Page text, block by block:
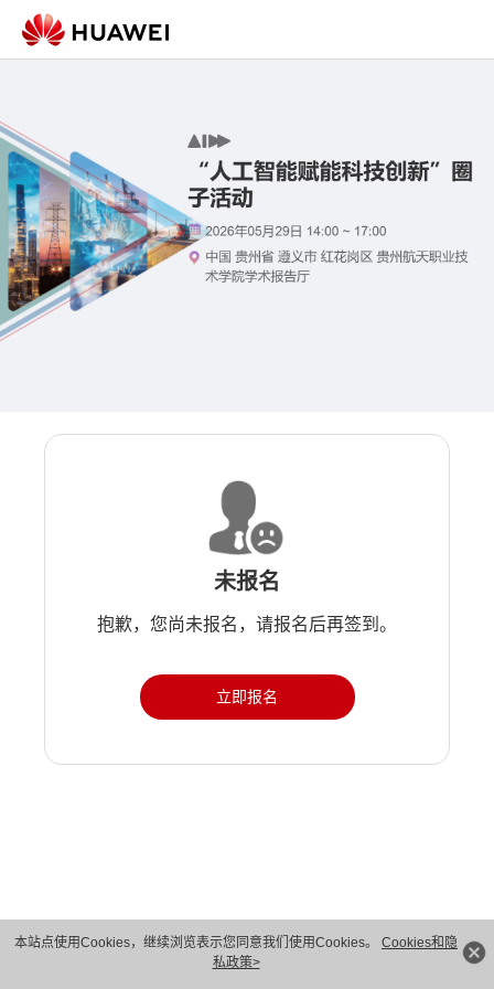
本站点使用Cookies，继续浏览表示您同意我们使用Cookies。 Cookies和隐
私政策>
未报名
抱歉，您尚未报名，请报名后再签到。
立即报名
版权所有 © 华为技术有限公司 1998-2026。 保留一切权利。粤A2-20044005号
隐私保护
法律声明